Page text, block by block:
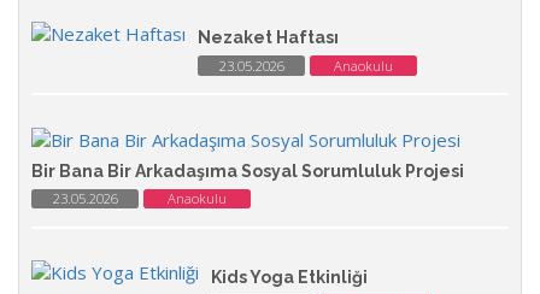
Nezaket Haftası
23.05.2026 Anaokulu
Bir Bana Bir Arkadaşıma Sosyal Sorumluluk Projesi
23.05.2026 Anaokulu
Kids Yoga Etkinliği